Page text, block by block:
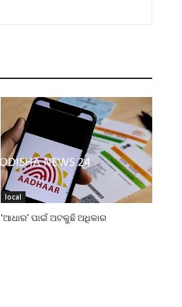
local
‘ଆଧାର’ ପାଇଁ ଅଟକୁଛି ଅଧିକାର